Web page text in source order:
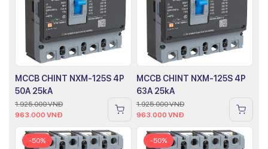
MCCB CHINT NXM-125S 4P
50A 25kA
1.925.000VNĐ
963.000 VNĐ
MCCB CHINT NXM-125S 4P
63A 25kA
1.925.000VNĐ
963.000 VNĐ
-50% -50%